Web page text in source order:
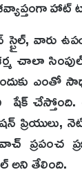
వారు
చాలా
ఎంతో
షేక్
ప్రపంచ
అని తేలింది.